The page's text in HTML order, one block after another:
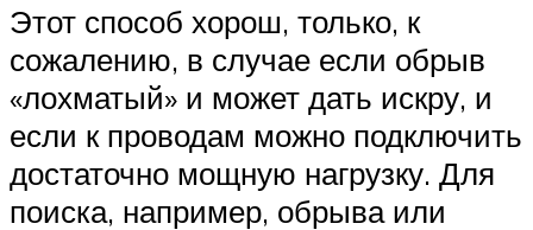
Этот способ хорош, только, к
сожалению, в случае если обрыв
«лохматый» и может дать искру, и
если к проводам можно подключить
достаточно мощную нагрузку. Для
поиска, например, обрыва или